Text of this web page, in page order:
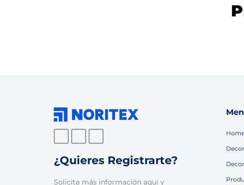
¿Quieres Registrarte?
Solicita más información aquí y